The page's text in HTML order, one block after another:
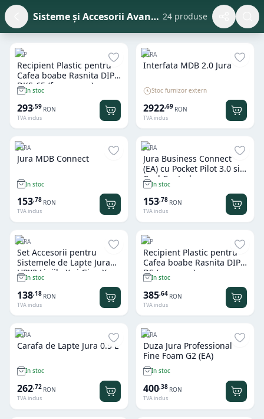
Sisteme și Accesorii Avansate Espressoare 24 produse
DIP
Recipient Plastic pentru
Cafea boabe Rasnita DIP
DKS-65 (fara capac)
In stoc
293,59 RON
TVA inclus
JURA
Interfata MDB 2.0 Jura
Stoc furnizor extern
2922,69 RON
TVA inclus
JURA
Jura MDB Connect
In stoc
153,78 RON
TVA inclus
JURA
Jura Business Connect
(EA) cu Pocket Pilot 3.0 si
Cool Control
In stoc
153,78 RON
TVA inclus
JURA
Set Accesorii pentru
Sistemele de Lapte Jura
HPX3 Liniile X si Giga X
In stoc
138,18 RON
TVA inclus
DIP
Recipient Plastic pentru
Cafea boabe Rasnita DIP
DS (cu capac)
In stoc
385,64 RON
TVA inclus
JURA
Carafa de Lapte Jura 0.5 L
In stoc
262,72 RON
TVA inclus
JURA
Duza Jura Professional
Fine Foam G2 (EA)
In stoc
400,38 RON
TVA inclus